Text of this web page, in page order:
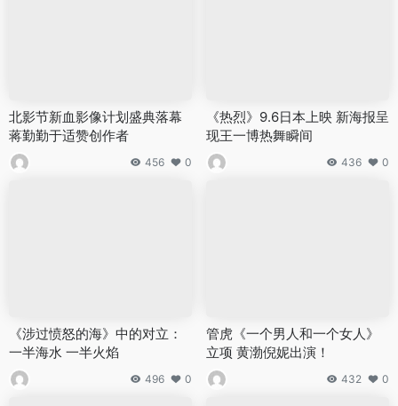
北影节新血影像计划盛典落幕
蒋勤勤于适赞创作者
456 0
《热烈》9.6日本上映 新海报呈
现王一博热舞瞬间
436 0
《涉过愤怒的海》中的对立：
一半海水 一半火焰
496 0
管虎《一个男人和一个女人》
立项 黄渤倪妮出演！
432 0